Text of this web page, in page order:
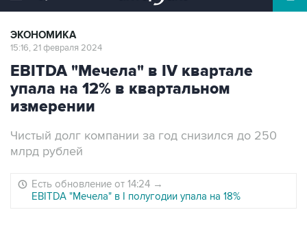
ЭКОНОМИКА
15:16, 21 февраля 2024
EBITDA "Мечела" в IV квартале
упала на 12% в квартальном
измерении
Чистый долг компании за год снизился до 250
млрд рублей
Есть обновление от 14:24 →
EBITDA "Мечела" в I полугодии упала на 18%